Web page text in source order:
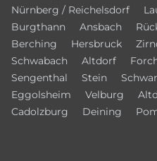
Nürnberg / Reichelsdorf
Burgthann
Ansbach
Berching
Hersbruck
Schwabach
Altdorf
Sengenthal
Stein
Eggolsheim
Velburg
Cadolzburg
Deining